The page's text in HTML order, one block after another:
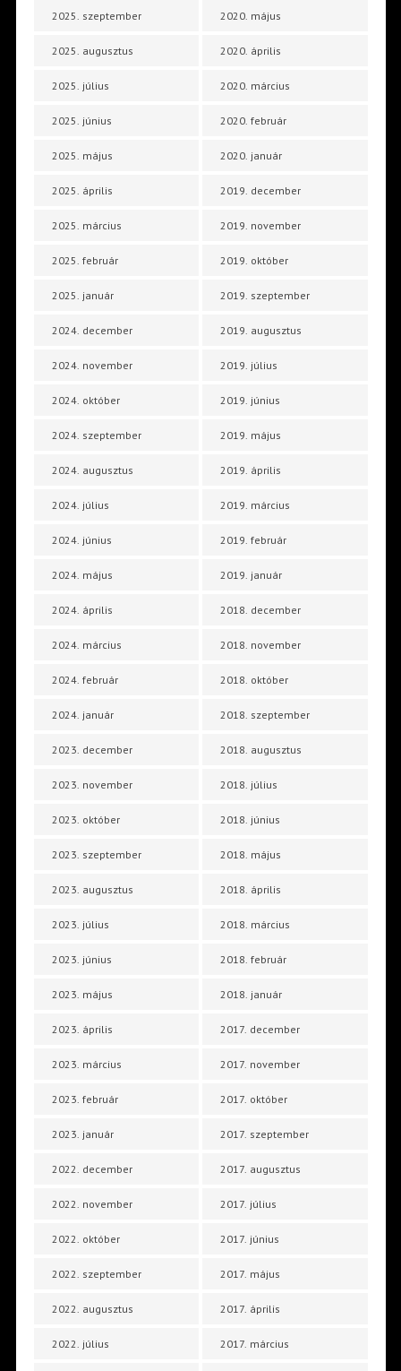
2025. szeptember
2025. augusztus
2025. július
2025. június
2025. május
2025. április
2025. március
2025. február
2025. január
2024. december
2024. november
2024. október
2024. szeptember
2024. augusztus
2024. július
2024. június
2024. május
2024. április
2024. március
2024. február
2024. január
2023. december
2023. november
2023. október
2023. szeptember
2023. augusztus
2023. július
2023. június
2023. május
2023. április
2023. március
2023. február
2023. január
2022. december
2022. november
2022. október
2022. szeptember
2022. augusztus
2022. július
2020. május
2020. április
2020. március
2020. február
2020. január
2019. december
2019. november
2019. október
2019. szeptember
2019. augusztus
2019. július
2019. június
2019. május
2019. április
2019. március
2019. február
2019. január
2018. december
2018. november
2018. október
2018. szeptember
2018. augusztus
2018. július
2018. június
2018. május
2018. április
2018. március
2018. február
2018. január
2017. december
2017. november
2017. október
2017. szeptember
2017. augusztus
2017. július
2017. június
2017. május
2017. április
2017. március